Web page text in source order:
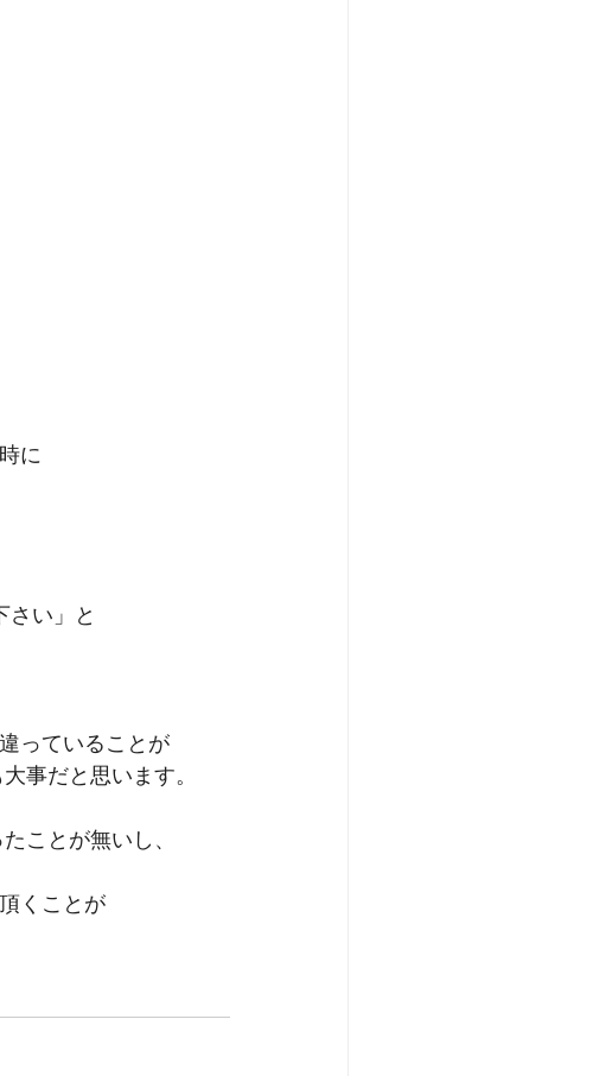
に
さい」と
っていることが
事だと思います。
ことが無いし、
くことが